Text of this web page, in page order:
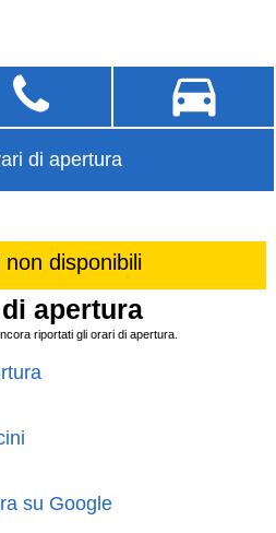
di apertura
disponibili
apertura
riportati gli orari di apertura.
su Google